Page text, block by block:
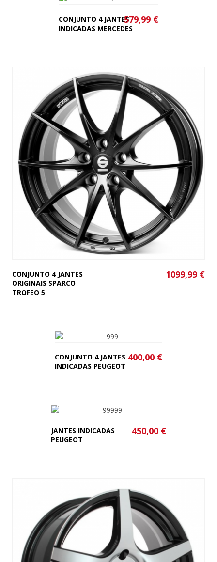
CONJUNTO 4 JANTES
INDICADAS MERCEDES
579,99 €
CONJUNTO 4 JANTES
ORIGINAIS SPARCO
TROFEO 5
1099,99 €
CONJUNTO 4 JANTES
INDICADAS PEUGEOT
400,00 €
JANTES INDICADAS
PEUGEOT
450,00 €